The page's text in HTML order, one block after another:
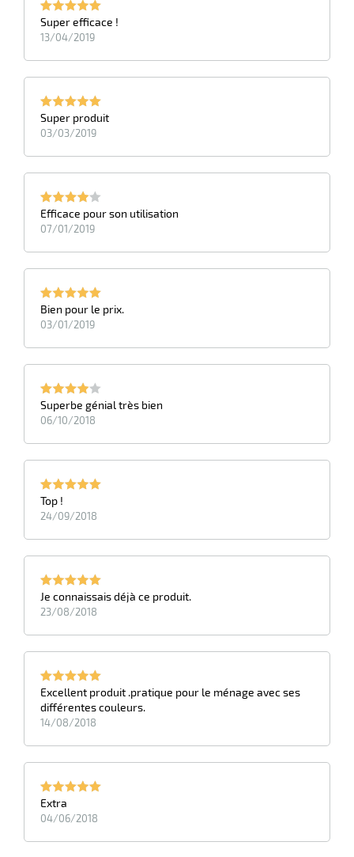
Super efficace !
13/04/2019
Super produit
03/03/2019
Efficace pour son utilisation
07/01/2019
Bien pour le prix.
03/01/2019
Superbe génial très bien
06/10/2018
Top !
24/09/2018
Je connaissais déjà ce produit.
23/08/2018
Excellent produit .pratique pour le ménage avec ses
différentes couleurs.
14/08/2018
Extra
04/06/2018